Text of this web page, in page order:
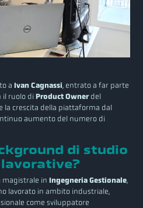
aIvan Cagnassi, entrato a far parte
il ruolo diProduct Ownerdel
la crescita della piattaforma dal
aumento del numero di
di studio
lavorative?
magistrale inIngegneria Gestionale,
lavorato in ambito industriale,
come sviluppatore